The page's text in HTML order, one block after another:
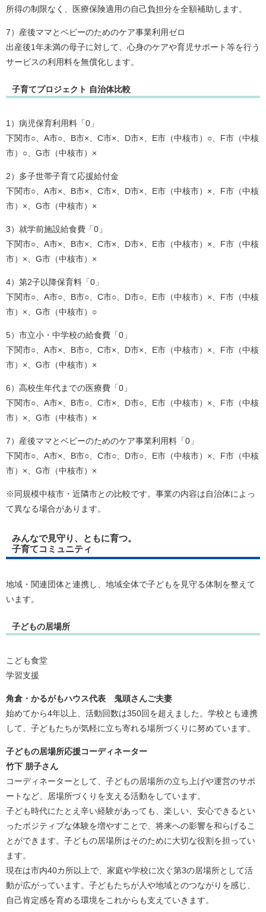
所得の制限なく、医療保険適用の自己負担分を全額補助します。
7）産後ママとベビーのためのケア事業利用ゼロ
出産後1年未満の母子に対して、心身のケアや育児サポート等を行う
サービスの利用料を無償化します。
子育てプロジェクト 自治体比較
1）病児保育利用料「0」
下関市○、A市○、B市×、C市×、D市×、E市（中核市）○、F市（中核
市）○、G市（中核市）×
2）多子世帯子育て応援給付金
下関市○、A市×、B市×、C市×、D市×、E市（中核市）×、F市（中核
市）×、G市（中核市）×
3）就学前施設給食費「0」
下関市○、A市×、B市×、C市×、D市×、E市（中核市）×、F市（中核
市）×、G市（中核市）×
4）第2子以降保育料「0」
下関市○、A市○、B市○、C市○、D市○、E市（中核市）×、F市（中核
市）×、G市（中核市）○
5）市立小・中学校の給食費「0」
下関市○、A市×、B市○、C市×、D市×、E市（中核市）×、F市（中核
市）×、G市（中核市）×
6）高校生年代までの医療費「0」
下関市○、A市×、B市○、C市×、D市○、E市（中核市）×、F市（中核
市）×、G市（中核市）×
7）産後ママとベビーのためのケア事業利用料「0」
下関市○、A市×、B市○、C市○、D市○、E市（中核市）×、F市（中核
市）×、G市（中核市）×
※同規模中核市・近隣市との比較です。事業の内容は自治体によっ
て異なる場合があります。
みんなで見守り、ともに育つ。
子育てコミュニティ
地域・関連団体と連携し、地域全体で子どもを見守る体制を整えて
います。
子どもの居場所
こども食堂
学習支援
角倉・かるがもハウス代表 鬼頭さんご夫妻
始めてから4年以上、活動回数は350回を超えました。学校とも連携
して、子どもたちが気軽に立ち寄れる場所づくりに努めています。
子どもの居場所応援コーディネーター
竹下 朋子さん
コーディネーターとして、子どもの居場所の立ち上げや運営のサポ
ートなど、居場所づくりを支える活動をしています。
子ども時代にたとえ辛い経験があっても、楽しい、安心できるとい
ったポジティブな体験を増やすことで、将来への影響を和らげるこ
とができます。子どもの居場所はそのために大切な役割を担ってい
ます。
現在は市内40カ所以上で、家庭や学校に次ぐ第3の居場所として活
動が広がっています。子どもたちが人や地域とのつながりを感じ、
自己肯定感を育める環境をこれからも支えていきます。